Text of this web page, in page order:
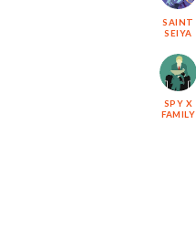
SAINT
SEIYA
SPY X
FAMILY